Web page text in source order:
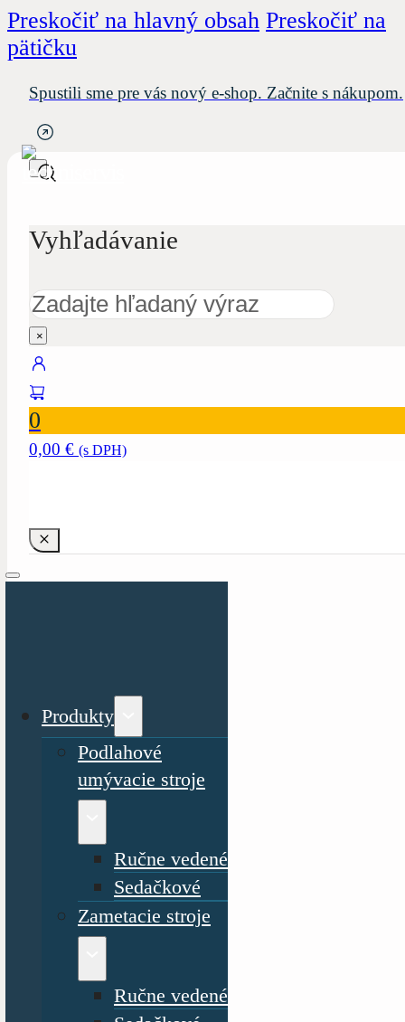
Preskočiť na hlavný obsah Preskočiť na
pätičku
Spustili sme pre vás nový e-shop. Začnite s nákupom.
Vyhľadávanie
Hľadať
×
0
0,00 € (s DPH)
Produkty
Podlahové
umývacie stroje
Ručne vedené
Sedačkové
Zametacie stroje
Ručne vedené